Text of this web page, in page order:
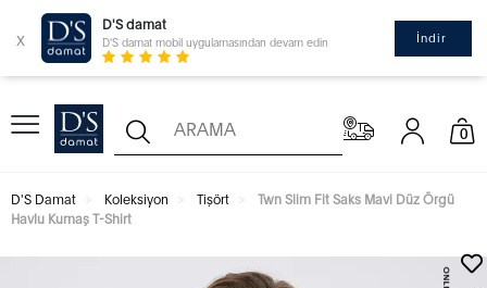
x
D'S damat
D'S damat mobil uygulamasından devam edin İndir
0
D'S Damat Koleksiyon Tişört
Twn Slim Fit Saks Mavi Düz Örgü
Havlu Kumaş T-Shirt